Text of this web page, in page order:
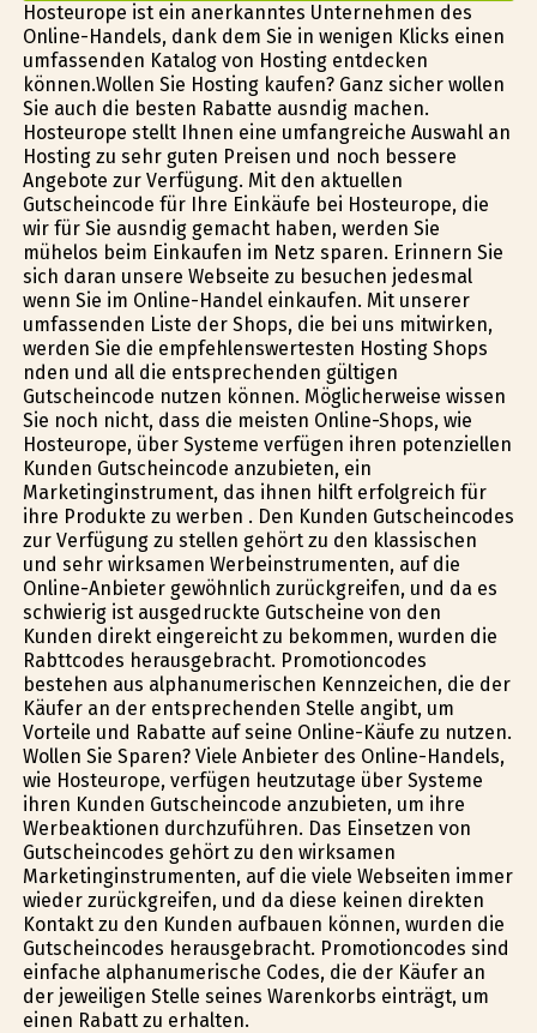
Hosteurope ist ein anerkanntes Unternehmen des
Online-Handels, dank dem Sie in wenigen Klicks einen
umfassenden Katalog von Hosting entdecken
können.Wollen Sie Hosting kaufen? Ganz sicher wollen
Sie auch die besten Rabatte ausfindig machen.
Hosteurope stellt Ihnen eine umfangreiche Auswahl an
Hosting zu sehr guten Preisen und noch bessere
Angebote zur Verfügung. Mit den aktuellen
Gutscheincode für Ihre Einkäufe bei Hosteurope, die
wir für Sie ausfindig gemacht haben, werden Sie
mühelos beim Einkaufen im Netz sparen. Erinnern Sie
sich daran unsere Webseite zu besuchen jedesmal
wenn Sie im Online-Handel einkaufen. Mit unserer
umfassenden Liste der Shops, die bei uns mitwirken,
werden Sie die empfehlenswertesten Hosting Shops
finden und all die entsprechenden gültigen
Gutscheincode nutzen können. Möglicherweise wissen
Sie noch nicht, dass die meisten Online-Shops, wie
Hosteurope, über Systeme verfügen ihren potenziellen
Kunden Gutscheincode anzubieten, ein
Marketinginstrument, das ihnen hilft erfolgreich für
ihre Produkte zu werben . Den Kunden Gutscheincodes
zur Verfügung zu stellen gehört zu den klassischen
und sehr wirksamen Werbeinstrumenten, auf die
Online-Anbieter gewöhnlich zurückgreifen, und da es
schwierig ist ausgedruckte Gutscheine von den
Kunden direkt eingereicht zu bekommen, wurden die
Rabttcodes herausgebracht. Promotioncodes
bestehen aus alphanumerischen Kennzeichen, die der
Käufer an der entsprechenden Stelle angibt, um
Vorteile und Rabatte auf seine Online-Käufe zu nutzen.
Wollen Sie Sparen? Viele Anbieter des Online-Handels,
wie Hosteurope, verfügen heutzutage über Systeme
ihren Kunden Gutscheincode anzubieten, um ihre
Werbeaktionen durchzuführen. Das Einsetzen von
Gutscheincodes gehört zu den wirksamen
Marketinginstrumenten, auf die viele Webseiten immer
wieder zurückgreifen, und da diese keinen direkten
Kontakt zu den Kunden aufbauen können, wurden die
Gutscheincodes herausgebracht. Promotioncodes sind
einfache alphanumerische Codes, die der Käufer an
der jeweiligen Stelle seines Warenkorbs einträgt, um
einen Rabatt zu erhalten.